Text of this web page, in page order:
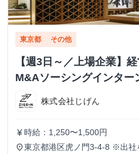
東京都 その他
【週3日～／上場企業】
M&Aソーシングインター
株式会社じげん
currency_yen 時給：1,250〜1,500円
place東京都港区虎ノ門3-4-8 ※出社